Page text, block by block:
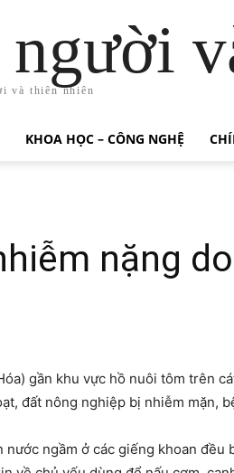
và thiên nhiên
KHOA HỌC – CÔNG NGHỆ
nặng
gần khu vực hồ nuôi tôm trên
đất nông nghiệp bị nhiễm mặn,
ngầm ở các giếng khoan